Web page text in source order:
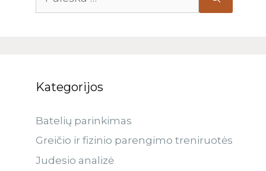
Kategorijos
Batelių parinkimas
Greičio ir fizinio parengimo treniruotės
Judesio analizė